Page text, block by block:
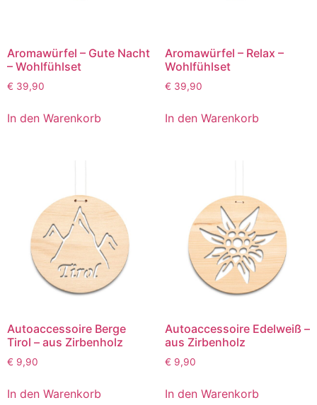
Aromawürfel – Gute Nacht
– Wohlfühlset
€ 39,90
In den Warenkorb
Aromawürfel – Relax –
Wohlfühlset
€ 39,90
In den Warenkorb
Autoaccessoire Berge
Tirol – aus Zirbenholz
€ 9,90
In den Warenkorb
Autoaccessoire Edelweiß –
aus Zirbenholz
€ 9,90
In den Warenkorb